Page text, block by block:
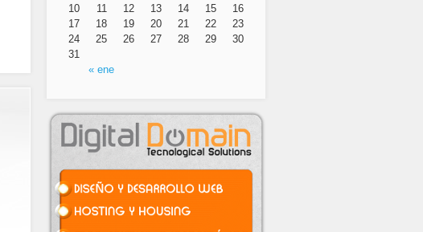
« ene
10
11 12 13 14 15
16
17
18 19 20 21 22
23
24
25 26 27 28 29
30
31